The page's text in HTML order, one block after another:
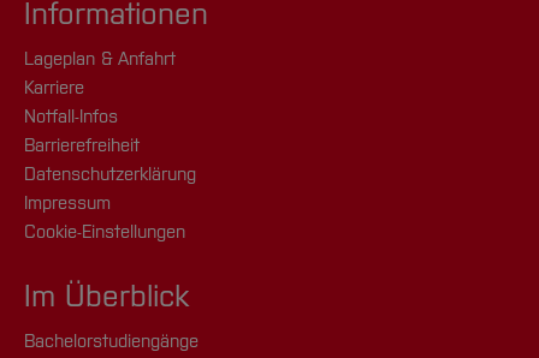
Informationen
Lageplan & Anfahrt
Karriere
Notfall-Infos
Barrierefreiheit
Datenschutzerklärung
Impressum
Cookie-Einstellungen
Im Überblick
Bachelorstudiengänge